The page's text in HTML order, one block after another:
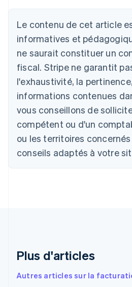
Le contenu de cet article
informatives et
ne saurait constituer un
fiscal. Stripe ne garantit
l'exhaustivité, la
informations contenues
vous conseillons de
compétent ou d'un
ou les territoires
conseils adaptés à votre
Plus d'articles
Autres articles sur la
Allemagne
Deutsch
Australie
English
Autriche
Belgique
NederlandsFrançaisDeutsch
Brésil
PortuguêsEnglish
Bulgarie
English
English Français
Chine continentale
English
Espagne